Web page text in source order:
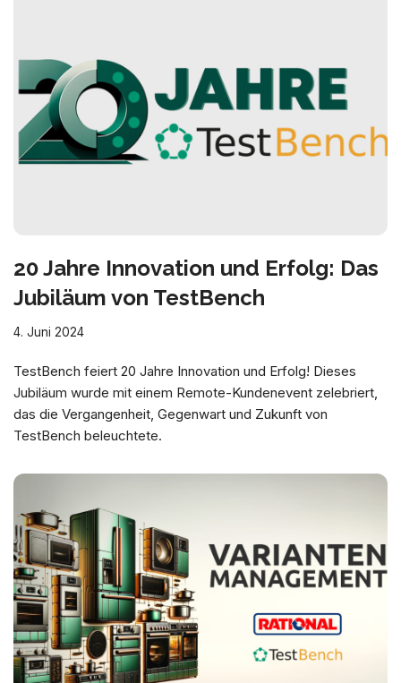
20 Jahre Innovation und Erfolg: Das
Jubiläum von TestBench
4. Juni 2024
TestBench feiert 20 Jahre Innovation und Erfolg! Dieses
Jubiläum wurde mit einem Remote-Kundenevent zelebriert,
das die Vergangenheit, Gegenwart und Zukunft von
TestBench beleuchtete.